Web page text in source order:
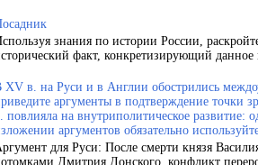
знания по истории России,
факт, конкретизирующий данное
XV в. на Руси и в Англии обострились
аргументы в подтверждение точки
повлияла на внутриполитическое
аргументов обязательно
для Руси: После смерти князя
Дмитрия Донского, конфликт